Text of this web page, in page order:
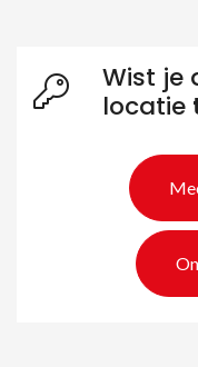
Wist je
locatie